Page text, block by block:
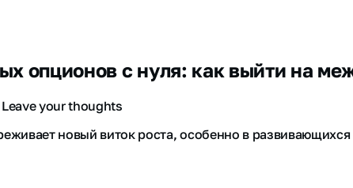
опционов с нуля: как выйти на
Leave your thoughts
новый виток роста, особенно в